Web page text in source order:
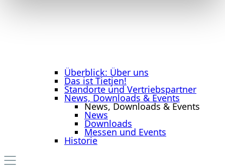
Überblick: Über uns
Das ist Tietjen!
Standorte und Vertriebspartner
News, Downloads & Events
News, Downloads & Events
News
Downloads
Messen und Events
Historie